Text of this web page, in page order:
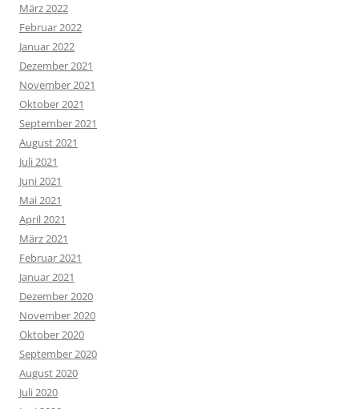
März 2022
Februar 2022
Januar 2022
Dezember 2021
November 2021
Oktober 2021
September 2021
August 2021
Juli 2021
Juni 2021
Mai 2021
April 2021
März 2021
Februar 2021
Januar 2021
Dezember 2020
November 2020
Oktober 2020
September 2020
August 2020
Juli 2020